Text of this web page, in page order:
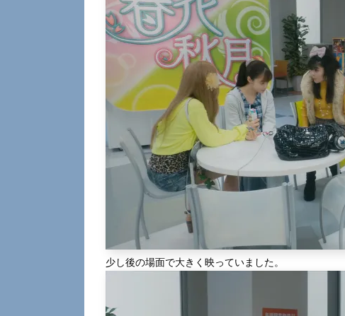
少し後の場面で大きく映っていました。